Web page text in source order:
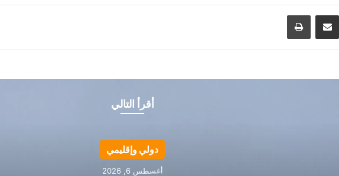
مشاركة عبر البريد طباعة
أقرأ التالي
دولي وإقليمي
أغسطس 6, 2026